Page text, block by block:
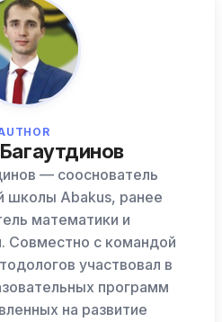
— сооснователь
школы Abakus, ранее
математики и
Совместно с командой
участвовал в
программ
на развитие